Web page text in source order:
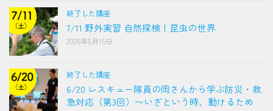
終了した講座
7/11 野外実習 自然探検！昆虫の世界
2026年5月15日
終了した講座
6/20 レスキュー隊員の岡さんから学ぶ防災・救
急対応（第3回）〜いざという時、動けるため